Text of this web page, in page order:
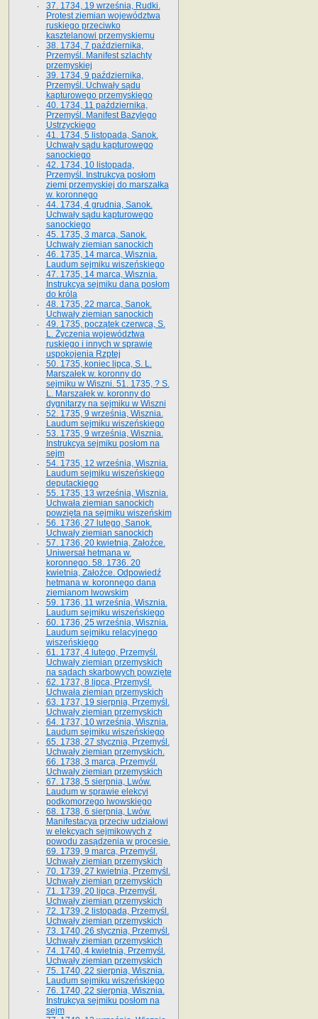
37. 1734, 19 września, Rudki.
Protest ziemian województwa
ruskiego przeciwko
kasztelanowi przemyskiemu
38. 1734, 7 października,
Przemyśl. Manifest szlachty
przemyskiej
39. 1734, 9 października,
Przemyśl. Uchwały sądu
kapturowego przemyskiego
40. 1734, 11 października,
Przemyśl. Manifest Bazylego
Ustrzyckiego
41. 1734, 5 listopada, Sanok.
Uchwały sądu kapturowego
sanockiego
42. 1734, 10 listopada,
Przemyśl. Instrukcya posłom
ziemi przemyskiej do marszałka
w. koronnego
44. 1734, 4 grudnia, Sanok.
Uchwały sądu kapturowego
sanockiego
45. 1735, 3 marca, Sanok.
Uchwały ziemian sanockich
46. 1735, 14 marca, Wisznia.
Laudum sejmiku wiszeńskiego
47. 1735, 14 marca, Wisznia.
Instrukcya sejmiku dana posłom
do króla
48. 1735, 22 marca, Sanok.
Uchwały ziemian sanockich
49. 1735, początek czerwca, S.
L. Życzenia województwa
ruskiego i innych w sprawie
uspokojenia Rzptej
50. 1735, koniec lipca, S. L.
Marszałek w. koronny do
sejmiku w Wiszni. 51. 1735, ? S.
L. Marszałek w. koronny do
dygnitarzy na sejmiku w Wiszni
52. 1735, 9 września, Wisznia.
Laudum sejmiku wiszeńskiego
53. 1735, 9 września, Wisznia.
Instrukcya sejmiku posłom na
sejm
54. 1735, 12 września, Wisznia.
Laudum sejmiku wiszeńskiego
deputackiego
55. 1735, 13 września, Wisznia.
Uchwała ziemian sanockich
powzięta na sejmiku wiszeńskim
56. 1736, 27 lutego, Sanok.
Uchwały ziemian sanockich
57. 1736, 20 kwietnia, Załoźce.
Uniwersał hetmana w.
koronnego. 58. 1736. 20
kwietnia, Załoźce. Odpowiedź
hetmana w. koronnego dana
ziemianom lwowskim
59. 1736, 11 września, Wisznia.
Laudum sejmiku wiszeńskiego
60. 1736, 25 września, Wisznia.
Laudum sejmiku relacyjnego
wiszeńskiego
61. 1737, 4 lutego, Przemyśl.
Uchwały ziemian przemyskich
na sądach skarbowych powzięte
62. 1737, 8 lipca, Przemyśl.
Uchwała ziemian przemyskich
63. 1737, 19 sierpnia, Przemyśl.
Uchwały ziemian przemyskich
64. 1737, 10 września, Wisznia.
Laudum sejmiku wiszeńskiego
65. 1738, 27 stycznia, Przemyśl.
Uchwały ziemian przemyskich­­.
66. 1738, 3 marca, Przemyśl.
Uchwały ziemian przemyskich­
67. 1738, 5 sierpnia, Lwów.
Laudum w sprawie elekcyi
podkomorzego lwowskiego
68. 1738, 6 sierpnia, Lwów.
Manifestacya przeciw udziałowi
w elekcyach sejmikowych z
powodu zasądzenia w procesie.
69. 1739, 9 marca, Przemyśl.
Uchwały ziemian przemyskich
70. 1739, 27 kwietnia, Przemyśl.
Uchwały ziemian przemyskich
71. 1739, 20 lipca, Przemyśl.
Uchwały ziemian przemyskich
72. 1739, 2 listopada, Przemyśl.
Uchwały ziemian przemyskich
73. 1740, 26 stycznia, Przemyśl.
Uchwały ziemian przemyskich
74. 1740, 4 kwietnia, Przemyśl.
Uchwały ziemian przemyskich
75. 1740, 22 sierpnia, Wisznia.
Laudum sejmiku wiszeńskiego
76. 1740, 22 sierpnia, Wisznia.
Instrukcya sejmiku posłom na
sejm